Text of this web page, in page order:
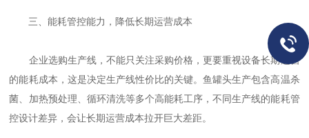
三、能耗管控能力，降低长期运营成本
企业选购生产线，不能只关注采购价格，更要重视设备长期运营
的能耗成本，这是决定生产线性价比的关键。鱼罐头生产包含高温杀
菌、加热预处理、循环清洗等多个高能耗工序，不同生产线的能耗管
控设计差异，会让长期运营成本拉开巨大差距。